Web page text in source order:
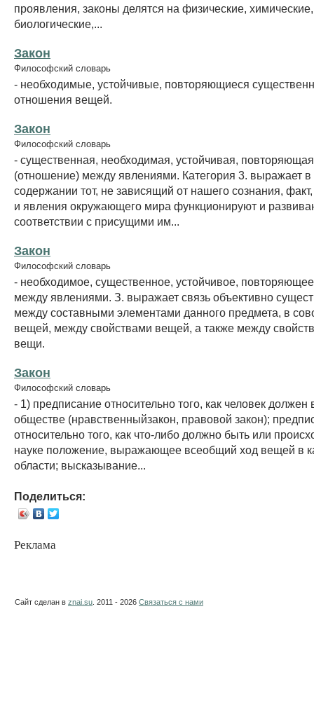
проявления, законы делятся на физические, химические,
биологические,...
Закон
Философский словарь
- необходимые, устойчивые, повторяющиеся
отношения вещей.
Закон
Философский словарь
- существенная, необходимая, устойчивая,
(отношение) между явлениями. Категория 3. выражает
содержании тот, не зависящий от нашего сознания,
и явления окружающего мира функционируют и
соответствии с присущими им...
Закон
Философский словарь
- необходимое, существенное, устойчивое,
между явлениями. З. выражает связь объективно
между составными элементами данного предмета, в
вещей, между свойствами вещей, а также между
вещи.
Закон
Философский словарь
- 1) предписание относительно того, как человек должен
обществе (нравственныйзакон, правовой закон);
относительно того, как что-либо должно быть или
науке положение, выражающее всеобщий ход вещей в
области; высказывание...
Поделиться:
Реклама
Сайт сделан в znai.su . 2011 - 2026 Связаться с нами